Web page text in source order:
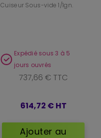
Cuiseur Sous-vide 1/1gn.
Expédié sous 3 à 5
jours ouvrés
737,66 € TTC
614,72 € HT
Ajouter au